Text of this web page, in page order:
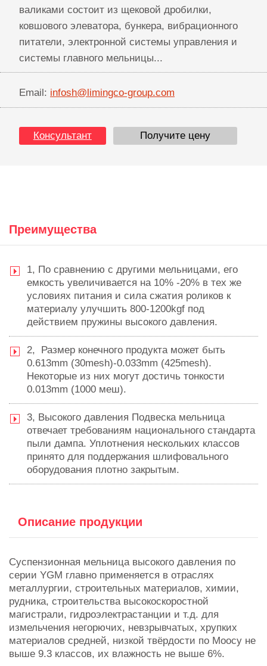
валиками состоит из щековой дробилки,
ковшового элеватора, бункера, вибрационного
питатели, электронной системы управления и
системы главного мельницы...
Email: infosh@limingco-group.com
Консультант Получите цену
Преимущества
1, По сравнению с другими мельницами, его
емкость увеличивается на 10% -20% в тех же
условиях питания и сила сжатия роликов к
материалу улучшить 800-1200kgf под
действием пружины высокого давления.
2, Размер конечного продукта может быть
0.613mm (30mesh)-0.033mm (425mesh).
Некоторые из них могут достичь тонкости
0.013mm (1000 меш).
3, Высокого давления Подвеска мельница
отвечает требованиям национального стандарта
пыли дампа. Уплотнения нескольких классов
принято для поддержания шлифовального
оборудования плотно закрытым.
Описание продукции
Суспензионная мельница высокого давления по
серии YGM главно применяется в отраслях
металлургии, строительных материалов, химии,
рудника, строительства высокоскоростной
магистрали, гидроэлектрастанции и т.д. для
измельчения негорючих, невзрывчатых, хрупких
материалов средней, низкой твёрдости по Моосу не
выше 9.3 классов, их влажность не выше 6%.